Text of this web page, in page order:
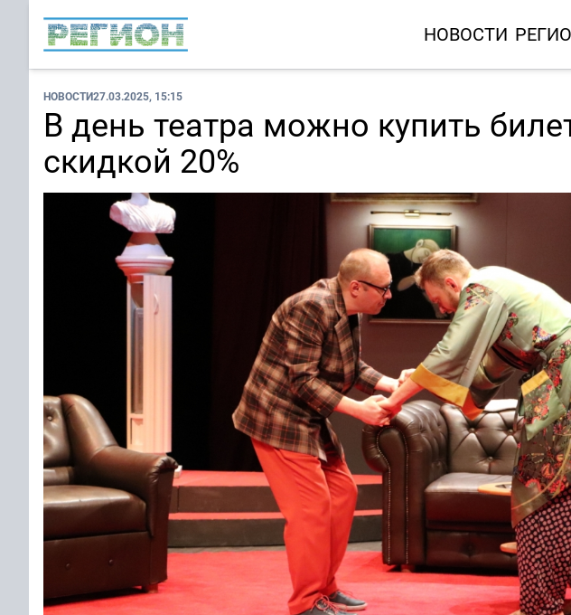
НОВОСТИ
НОВОСТИ27.03.2025, 15:15
В день театра можно купить
скидкой 20%